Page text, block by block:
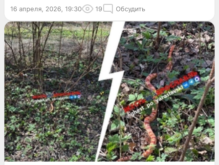
16 апреля, 2026, 19:30 19 Обсудить